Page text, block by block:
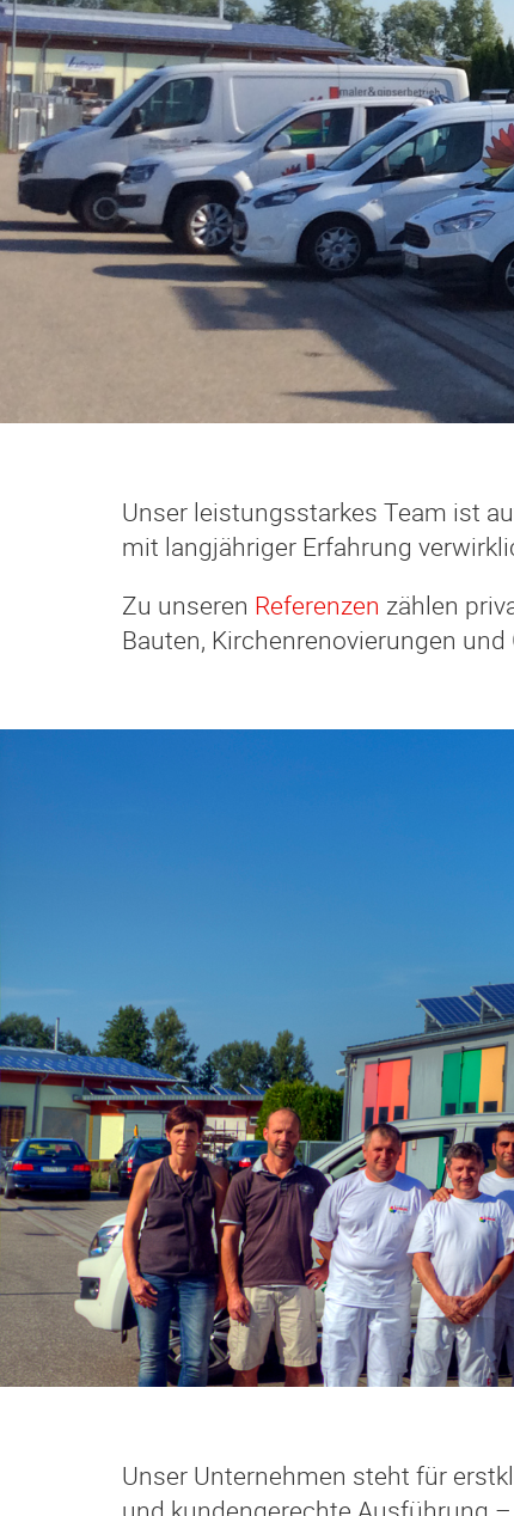
Unser leistungsstarkes Team ist
mit langjähriger Erfahrung
Zu unseren Referenzen zählen
Bauten, Kirchenrenovierungen
Unser Unternehmen steht für